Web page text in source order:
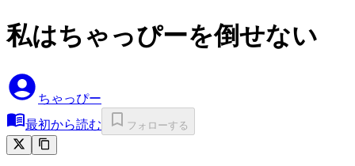
私はちゃっぴーを倒せない
ちゃっぴー
最初から読む
フォローする